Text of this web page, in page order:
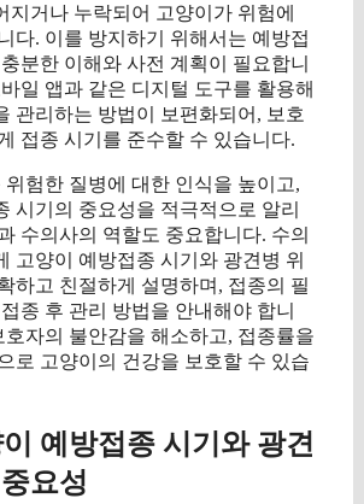
지거나 누락되어 고양이가 위험에
다. 이를 방지하기 위해서는 예방접
분한 이해와 사전 계획이 필요합니
일 앱과 같은 디지털 도구를 활용해
관리하는 방법이 보편화되어, 보호
접종 시기를 준수할 수 있습니다.
위험한 질병에 대한 인식을 높이고,
시기의 중요성을 적극적으로 알리
수의사의 역할도 중요합니다. 수의
고양이 예방접종 시기와 광견병 위
하고 친절하게 설명하며, 접종의 필
종 후 관리 방법을 안내해야 합니
호자의 불안감을 해소하고, 접종률을
로 고양이의 건강을 보호할 수 있습
예방접종 시기와 광견
요성